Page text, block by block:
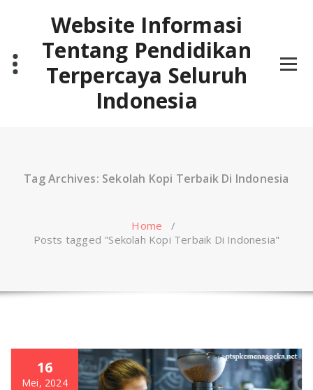
Website Informasi
Tentang Pendidikan
Terpercaya Seluruh
Indonesia
Tag Archives: Sekolah Kopi Terbaik Di Indonesia
Home /
Posts tagged "Sekolah Kopi Terbaik Di Indonesia"
16
Mei, 2024